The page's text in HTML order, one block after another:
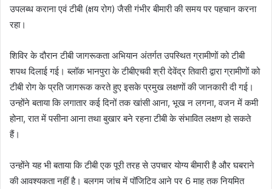
उपलब्ध कराना एवं टीबी (क्षय रोग) जैसी गंभीर बीमारी की समय पर पहचान करना
रहा।
शिविर के दौरान टीबी जागरूकता अभियान अंतर्गत उपस्थित ग्रामीणों को टीबी
शपथ दिलाई गई। ब्लॉक भानपुरा के टीबीएचवी श्री देवेंद्र तिवारी द्वारा ग्रामीणों को
टीबी रोग के प्रति जागरूक करते हुए इसके प्रमुख लक्षणों की जानकारी दी गई।
उन्होंने बताया कि लगातार कई दिनों तक खांसी आना, भूख न लगना, वजन में कमी
होना, रात में पसीना आना तथा बुखार बने रहना टीबी के संभावित लक्षण हो सकते
हैं।
उन्होंने यह भी बताया कि टीबी एक पूरी तरह से उपचार योग्य बीमारी है और घबराने
की आवश्यकता नहीं है। बलगम जांच में पॉजिटिव आने पर 6 माह तक नियमित